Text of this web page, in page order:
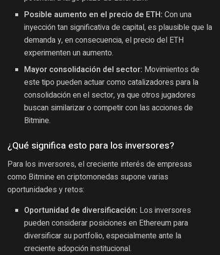
Posible aumento en el precio de ETH: Con una
inyección tan significativa de capital, es plausible que la
demanda y, en consecuencia, el precio del ETH
experimenten un aumento.
Mayor consolidación del sector: Movimientos de
este tipo pueden actuar como catalizadores para la
consolidación en el sector, ya que otros jugadores
buscan similarizar o competir con las acciones de
Bitmine.
¿Qué significa esto para los inversores?
Para los inversores, el creciente interés de empresas
como Bitmine en criptomonedas supone varias
oportunidades y retos:
Oportunidad de diversificación: Los inversores
pueden considerar posiciones en Ethereum para
diversificar su portfolio, especialmente ante la
creciente adopción institucional.